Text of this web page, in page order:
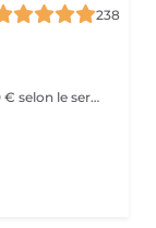
238
Les prix peuvent varier entre 50,00 € et 70,00 € selon le service